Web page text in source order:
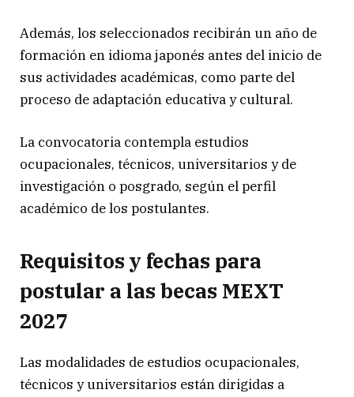
Además, los seleccionados recibirán un año de
formación en idioma japonés antes del inicio de
sus actividades académicas, como parte del
proceso de adaptación educativa y cultural.
La convocatoria contempla estudios
ocupacionales, técnicos, universitarios y de
investigación o posgrado, según el perfil
académico de los postulantes.
Requisitos y fechas para
postular a las becas MEXT
2027
Las modalidades de estudios ocupacionales,
técnicos y universitarios están dirigidas a